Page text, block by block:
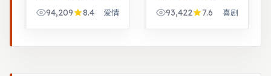
索拼图式叙事，结局
出人意料。历史背景
94,209 8.4 爱情
运，细节考究，叙事
沉稳。黑色幽默包裹
93,422 7.6 喜剧